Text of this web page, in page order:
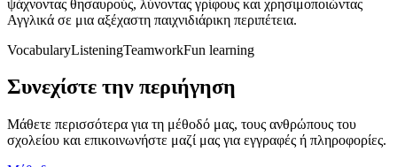
ψάχνοντας θησαυρούς, λύνοντας γρίφους και χρησιμοποιώντας
Αγγλικά σε μια αξέχαστη παιχνιδιάρικη περιπέτεια.
VocabularyListeningTeamworkFun learning
Συνεχίστε την περιήγηση
Μάθετε περισσότερα για τη μέθοδό μας, τους ανθρώπους του
σχολείου και επικοινωνήστε μαζί μας για εγγραφές ή πληροφορίες.